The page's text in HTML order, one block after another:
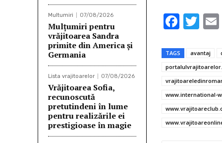
Multumiri 07/08/2026
Mulţumiri pentru
vrăjitoarea Sandra
primite din America și
Germania
Lista vrajitoarelor 07/08/2026
Vrăjitoarea Sofia,
recunoscută
pretutindeni în lume
pentru realizările ei
prestigioase în magie
F
e
b
o
o
k
T
it
te
r
TAGS avantaj
www.international-